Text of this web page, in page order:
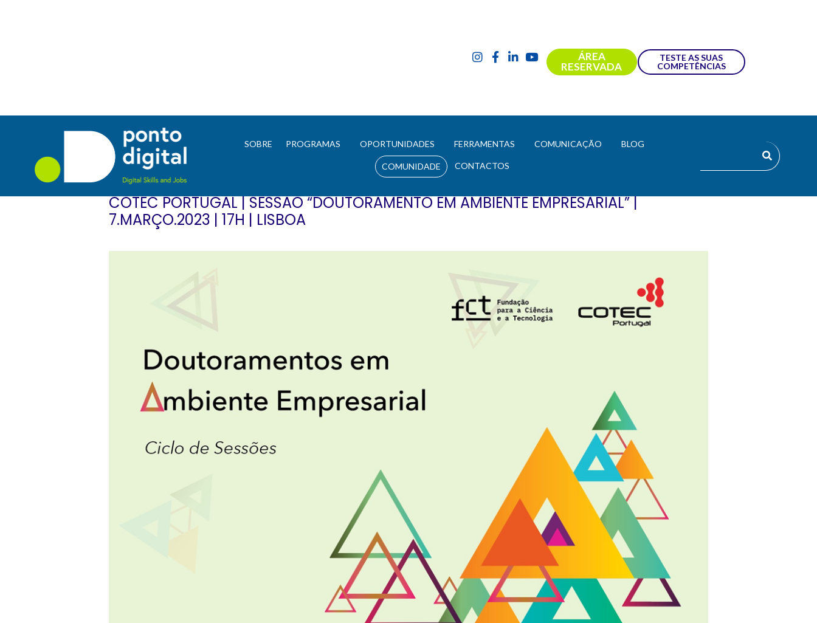
ÁREA
RESERVADA
TESTE AS SUAS
COMPETÊNCIAS
SOBRE PROGRAMAS OPORTUNIDADES FERRAMENTAS COMUNICAÇÃO BLOG
COMUNIDADE CONTACTOS
COTEC PORTUGAL | SESSÃO “DOUTORAMENTO EM AMBIENTE EMPRESARIAL” |
7.MARÇO.2023 | 17H | LISBOA